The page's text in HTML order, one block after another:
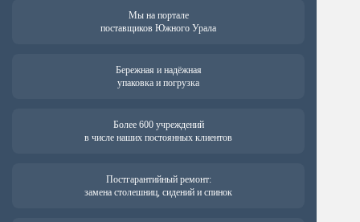
Мы на портале
поставщиков Южного Урала
Бережная и надёжная
упаковка и погрузка
Более 600 учреждений
в числе наших постоянных клиентов
Постгарантийный ремонт:
замена столешниц, сидений и спинок